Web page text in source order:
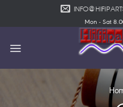
Mon - Sat